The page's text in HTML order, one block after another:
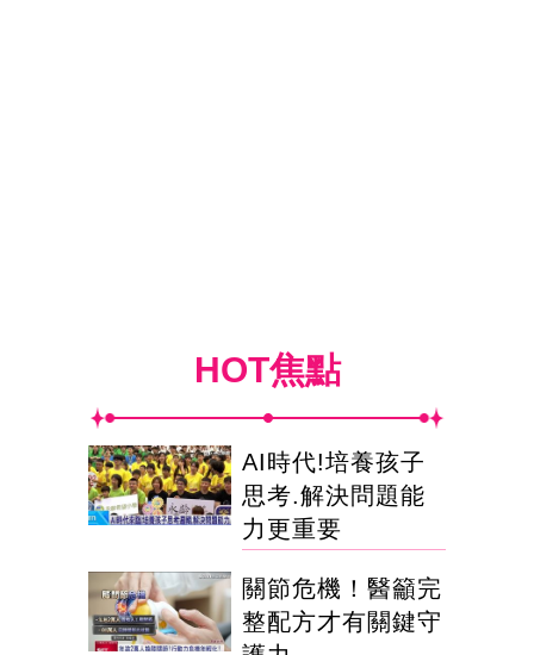
HOT焦點
AI時代!培養孩子
思考.解決問題能
力更重要
關節危機！醫籲完
整配方才有關鍵守